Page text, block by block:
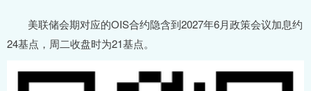
美联储会期对应的OIS合约隐含到2027年6月政策会议加息约
24基点，周二收盘时为21基点。